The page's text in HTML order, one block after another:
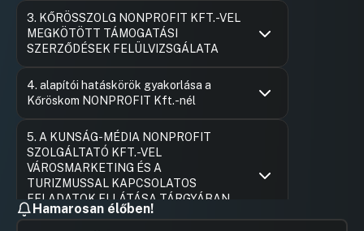
Hozzászólások
3. KŐRÖSSZOLG NONPROFIT KFT.-VEL
MEGKÖTÖTT TÁMOGATÁSI
SZERZŐDÉSEK FELÜLVIZSGÁLATA
4. alapítói hatáskörök gyakorlása a
Kőröskom NONPROFIT Kft.-nél
Hozzászólások
5. A KUNSÁG-MÉDIA NONPROFIT
SZOLGÁLTATÓ KFT.-VEL
VÁROSMARKETING ÉS A
TURIZMUSSAL KAPCSOLATOS
FELADATOK ELLÁTÁSA TÁRGYÁBAN
KÖTÖTT SZERZŐDÉS MÓDOSÍTÁSA
Hamarosan élőben!